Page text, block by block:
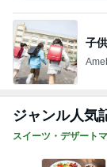
子
ジャンル人気
スイーツ・デザート